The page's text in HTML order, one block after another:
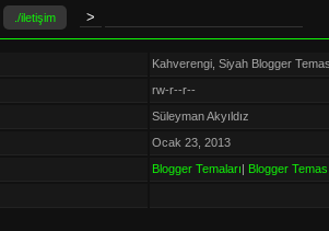
./iletişim
Kahverengi, Siyah Blogger
rw-r--r--
Süleyman Akyıldız
Ocak 23, 2013
Blogger Temaları| Blogger